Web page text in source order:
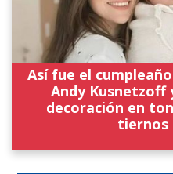
Así fue el
Andy Kusnetzoff
decoración en
tiernos